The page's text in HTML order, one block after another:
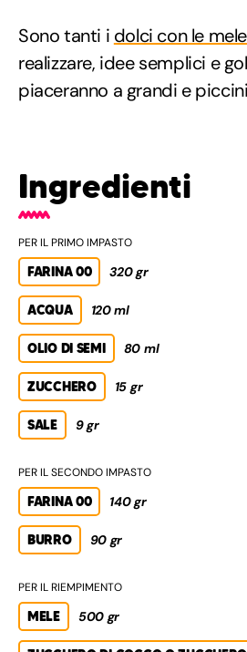
Sono tanti i dolci con le mele
realizzare, idee semplici e
piaceranno a grandi e
Ingredienti
PER IL PRIMO IMPASTO
FARINA 00 320 gr
ACQUA 120 ml
OLIO DI SEMI 80 ml
ZUCCHERO 15 gr
SALE 9 gr
PER IL SECONDO IMPASTO
FARINA 00 140 gr
BURRO 90 gr
PER IL RIEMPIMENTO
MELE 500 gr